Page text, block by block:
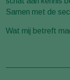
Samen met de
Wat mij betreft